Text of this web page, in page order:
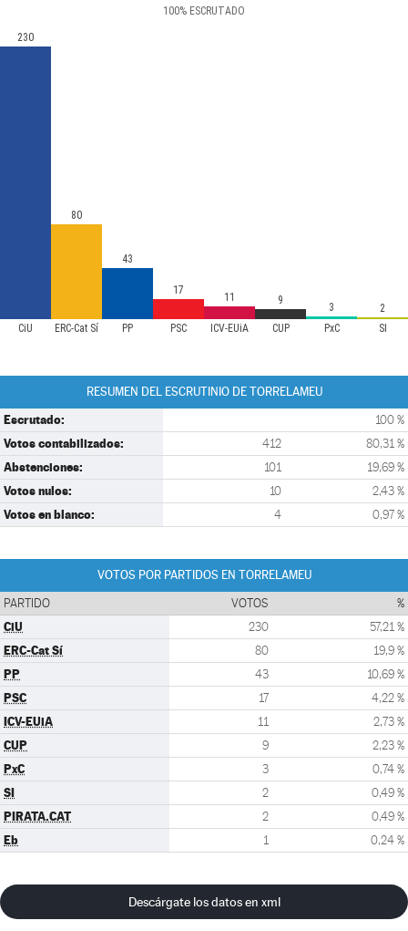
100% ESCRUTADO
CiU ERC-Cat Sí PP PSC ICV-EUiA CUP PxC SI
230
80
43
17
11 9
3 2
RESUMEN DEL ESCRUTINIO DE TORRELAMEU
Escrutado: 100 %
Votos contabilizados: 412 80,31 %
Abstenciones: 101 19,69 %
Votos nulos: 10 2,43 %
Votos en blanco: 4 0,97 %
VOTOS POR PARTIDOS EN TORRELAMEU
PARTIDO VOTOS %
CiU 230 57,21 %
ERC-Cat Sí 80 19,9 %
PP 43 10,69 %
PSC 17 4,22 %
ICV-EUiA 11 2,73 %
CUP 9 2,23 %
PxC 3 0,74 %
SI 2 0,49 %
PIRATA.CAT 2 0,49 %
Eb 1 0,24 %
Descárgate los datos en xml